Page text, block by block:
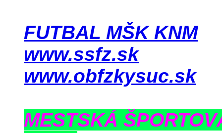
FUTBAL MŠK KNM
www.ssfz.sk
www.obfzkysuc.sk
MESTSKÁ